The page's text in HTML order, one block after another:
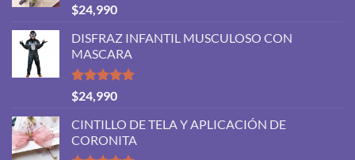
Valorado
con
de 5
$24,990
DISFRAZ INFANTIL MUSCULOSO CON
MASCARA
Valorado
con
de 5
$24,990
CINTILLO DE TELA Y APLICACIÓN DE
CORONITA